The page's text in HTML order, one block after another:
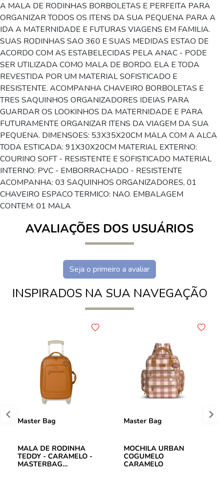
A MALA DE RODINHAS BORBOLETAS E PERFEITA PARA
ORGANIZAR TODOS OS ITENS DA SUA PEQUENA PARA A
IDA A MATERNIDADE E FUTURAS VIAGENS EM FAMILIA.
SUAS RODINHAS SAO 360 E SUAS MEDIDAS ESTAO DE
ACORDO COM AS ESTABELECIDAS PELA ANAC - PODE
SER UTILIZADA COMO MALA DE BORDO. ELA E TODA
REVESTIDA POR UM MATERIAL SOFISTICADO E
RESISTENTE. ACOMPANHA CHAVEIRO BORBOLETAS E
TRES SAQUINHOS ORGANIZADORES IDEIAS PARA
GUARDAR OS LOOKINHOS DA MATERNIDADE E PARA
FUTURAMENTE ORGANIZAR ITENS DA VIAGEM DA SUA
PEQUENA. DIMENSOES: 53X35X20CM MALA COM A ALCA
TODA ESTICADA: 91X30X20CM MATERIAL EXTERNO:
COURINO SOFT - RESISTENTE E SOFISTICADO MATERIAL
INTERNO: PVC - EMBORRACHADO - RESISTENTE
ACOMPANHA: 03 SAQUINHOS ORGANIZADORES, 01
CHAVEIRO ESPACO TERMICO: NAO. EMBALAGEM
CONTEM: 01 MALA
AVALIAÇÕES DOS USUÁRIOS
Seja o primeiro a avaliar
INSPIRADOS NA SUA NAVEGAÇÃO
Master Bag
MALA DE RODINHA
TEDDY - CARAMELO -
MASTERBAG
Master Bag
MOCHILA URBAN
COGUMELO
CARAMELO